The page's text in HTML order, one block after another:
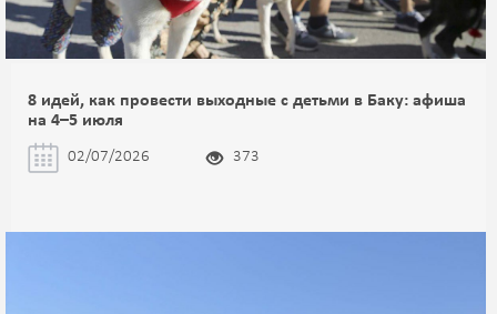
8 идей, как провести выходные с детьми в Баку: афиша
на 4–5 июля
02/07/2026 373